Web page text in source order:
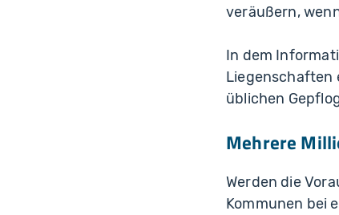
veräußern,
In dem
Liegenschaften
üblichen
Mehrere
Werden die
Kommunen bei